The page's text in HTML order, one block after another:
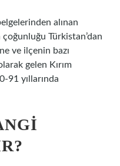
alınan
Türkistan’dan
ve ilçenin bazı
gelen Kırım
91 yıllarında